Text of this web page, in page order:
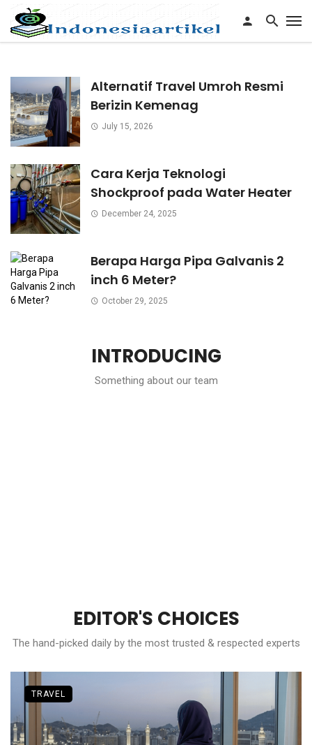
Alternatif Travel Umroh Resmi
Berizin Kemenag
July 15, 2026
Cara Kerja Teknologi
Shockproof pada Water Heater
December 24, 2025
Berapa Harga Pipa Galvanis 2
inch 6 Meter?
October 29, 2025
INTRODUCING
Something about our team
EDITOR'S CHOICES
The hand-picked daily by the most trusted & respected experts
TRAVEL